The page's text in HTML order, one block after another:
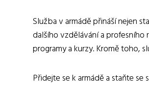
Služba v armádě přináší nejen
dalšího vzdělávání a profesního
programy a kurzy. Kromě toho,
Přidejte se k armádě a staňte